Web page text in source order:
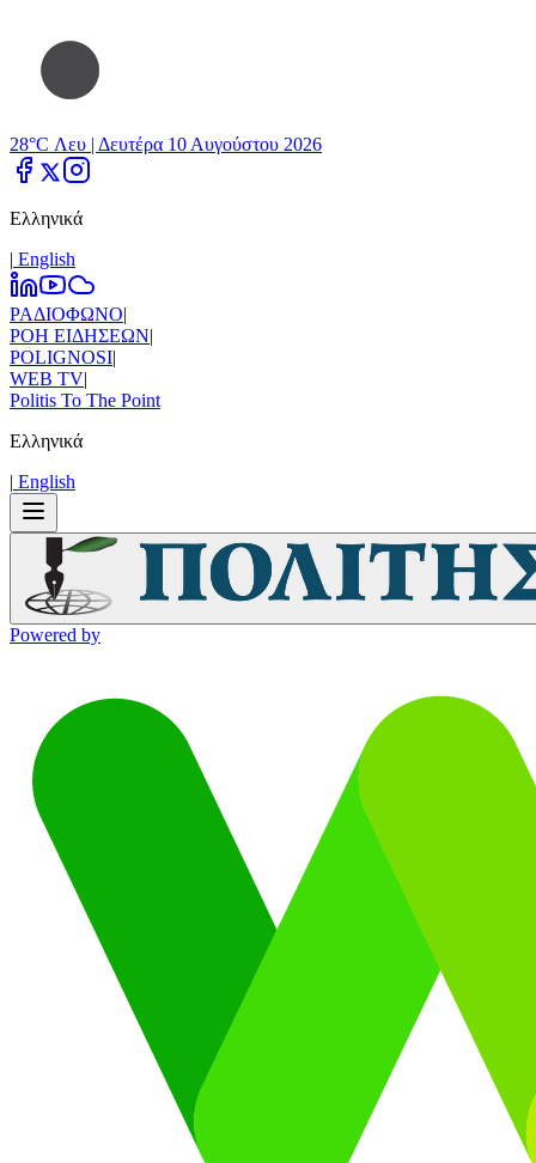
28°C Λευ | Δευτέρα 10 Αυγούστου 2026
Ελληνικά
| Εnglish
ΡΑΔΙΟΦΩΝΟ|
ΡΟΗ ΕΙΔΗΣΕΩΝ|
POLIGNOSI|
WEB TV|
Politis To The Point
Ελληνικά
| Εnglish
Powered by